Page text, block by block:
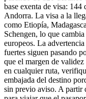
base exenta de visa:
Andorra. La visa a la
como Etiopía,
Schengen, lo que
europeos. La
fuertes siguen pasando
que el margen de
en cualquier ruta,
embajada del destino
sin previo aviso. A partir